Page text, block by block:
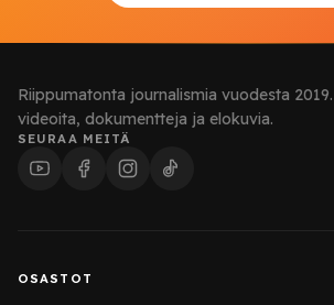
Riippumatonta journalismia vuodesta
videoita, dokumentteja ja elokuvia.
SEURAA MEITÄ
OSASTOT